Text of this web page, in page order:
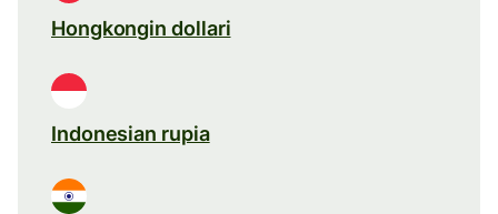
Hongkongin dollari
Indonesian rupia